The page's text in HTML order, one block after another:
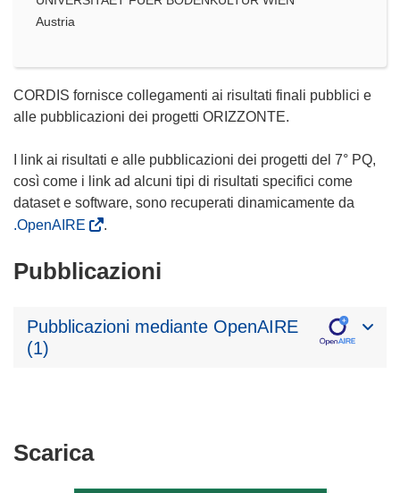
Austria
CORDIS fornisce collegamenti ai risultati finali pubblici e
alle pubblicazioni dei progetti ORIZZONTE.
I link ai risultati e alle pubblicazioni dei progetti del 7° PQ,
così come i link ad alcuni tipi di risultati specifici come
dataset e software, sono recuperati dinamicamente da
.OpenAIRE
.
Pubblicazioni
Pubblicazioni mediante OpenAIRE
(1)
ScaricaScarica